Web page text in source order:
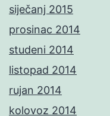
siječanj 2015
prosinac 2014
studeni 2014
listopad 2014
rujan 2014
kolovoz 2014